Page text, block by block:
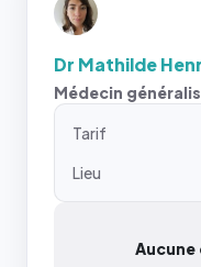
Dr Mathilde
Médecin
Tarif
Lieu